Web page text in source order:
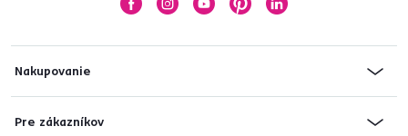
Nakupovanie
Pre zákazníkov